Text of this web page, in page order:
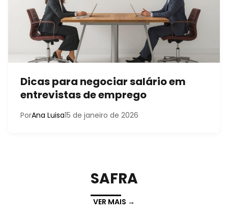
Dicas para negociar salário em
entrevistas de emprego
PorAna Luisa15 de janeiro de 2026
SAFRA
VER MAIS →